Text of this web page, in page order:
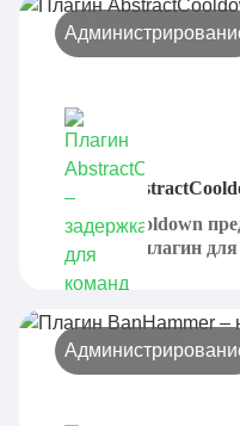
Плагин
AbstractCooldown
и рабочий плагин